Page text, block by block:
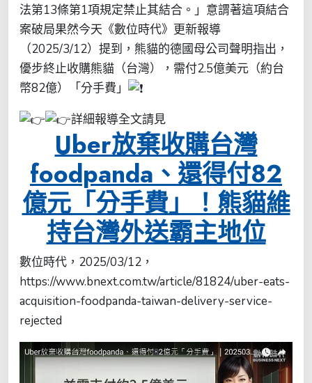
法第13條第1項規定禁止其結合。」意謂著這項結合
案破局果然今天《數位時代》更新報導
（2025/3/12）提到，熊貓的德國母公司聲明指出，
優步終止收購熊貓（台灣），需付2.5億美元（約台
幣82億）「分手費」
詳細報導全文請見
Uber放棄收購台灣
foodpanda、還得付82
億元「分手費」！熊貓維
持台灣外送霸主地位
數位時代，2025/03/12，
https://www.bnext.com.tw/article/81824/uber-eats-
acquisition-foodpanda-taiwan-delivery-service-
rejected